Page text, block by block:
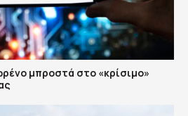
μπροστά στο «κρίσιμο»